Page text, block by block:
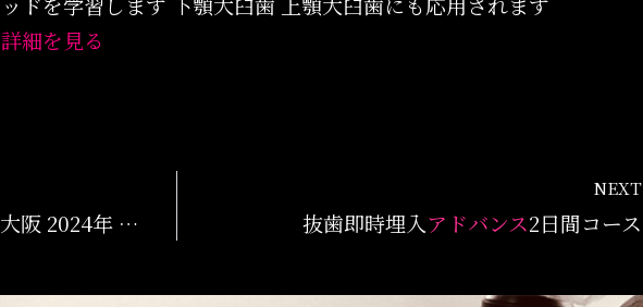
詳細を見る
KDCザイゴマハンズオンコース大阪 2024年 抜歯即時インプラント埋入 11月2, 3日 ハンズオン2日間コース
NEXT
抜歯即時埋入アドバンス2日間コース